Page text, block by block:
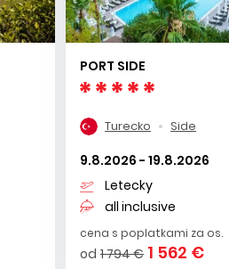
PORT SIDE
Turecko Side
9.8.2026 - 19.8.2026
Letecky
all inclusive
cena s poplatkami za os.
od 1 794 € 1 562 €